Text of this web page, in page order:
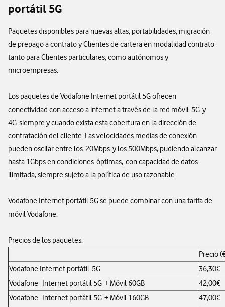
portátil 5G
Paquetes disponibles para nuevas altas, portabilidades, migración
de prepago a contrato y Clientes de cartera en modalidad contrato
tanto para Clientes particulares, como autónomos y
microempresas.
Los paquetes de Vodafone Internet portátil 5G ofrecen
conectividad con acceso a internet a través de la red móvil 5G y
4G siempre y cuando exista esta cobertura en la dirección de
contratación del cliente. Las velocidades medias de conexión
pueden oscilar entre los 20Mbps y los 500Mbps, pudiendo alcanzar
hasta 1Gbps en condiciones óptimas, con capacidad de datos
ilimitada, siempre sujeto a la política de uso razonable.
Vodafone Internet portátil 5G se puede combinar con una tarifa de
móvil Vodafone.
Precios de los paquetes:
Precio
Vodafone Internet portátil 5G
36,30€
Vodafone Internet portátil 5G + Móvil 60GB
42,00€
Vodafone Internet portátil 5G + Móvil 160GB
47,00€